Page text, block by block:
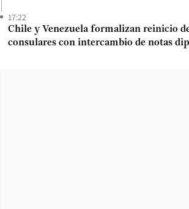
17:22
Chile y Venezuela formalizan reinicio
consulares con intercambio de notas